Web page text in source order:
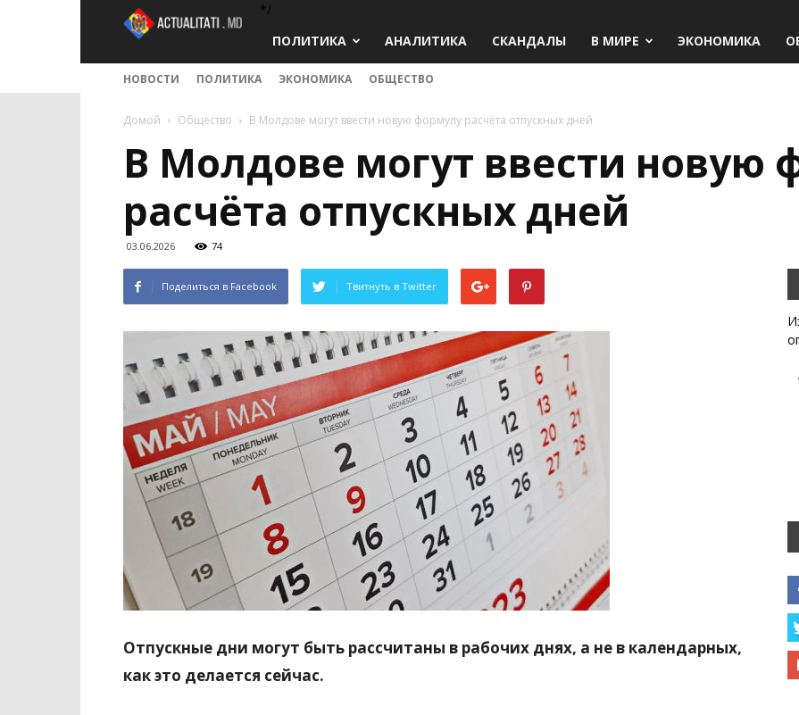
*/
ПОЛИТИКА
АНАЛИТИКА СКАНДАЛЫ В МИРЕ ЭКОНОМИКА
НОВОСТИ ПОЛИТИКА ЭКОНОМИКА ОБЩЕСТВО
Домой Общество В Молдове могут ввести новую формулу расчёта отпускных дней
В Молдове могут ввести новую
расчёта отпускных дней
03.06.2026 74
Поделиться в Facebook Твитнуть в Twitter
Отпускные дни могут быть рассчитаны в рабочих днях, а не в календарных,
как это делается сейчас.